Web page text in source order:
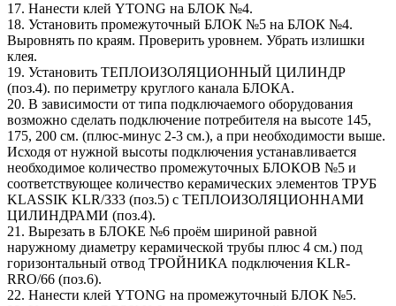
17. Нанести клей YTONG на БЛОК №4.
18. Установить промежуточный БЛОК №5 на БЛОК №4.
Выровнять по краям. Проверить уровнем. Убрать излишки
клея.
19. Установить ТЕПЛОИЗОЛЯЦИОННЫЙ ЦИЛИНДР
(поз.4). по периметру круглого канала БЛОКА.
20. В зависимости от типа подключаемого оборудования
возможно сделать подключение потребителя на высоте 145,
175, 200 см. (плюс-минус 2-3 см.), а при необходимости выше.
Исходя от нужной высоты подключения устанавливается
необходимое количество промежуточных БЛОКОВ №5 и
соответствующее количество керамических элементов ТРУБ
KLASSIK KLR/333 (поз.5) c ТЕПЛОИЗОЛЯЦИОННАМИ
ЦИЛИНДРАМИ (поз.4).
21. Вырезать в БЛОКЕ №6 проём шириной равной
наружному диаметру керамической трубы плюс 4 см.) под
горизонтальный отвод ТРОЙНИКА подключения KLR-
RRO/66 (поз.6).
22. Нанести клей YTONG на промежуточный БЛОК №5.